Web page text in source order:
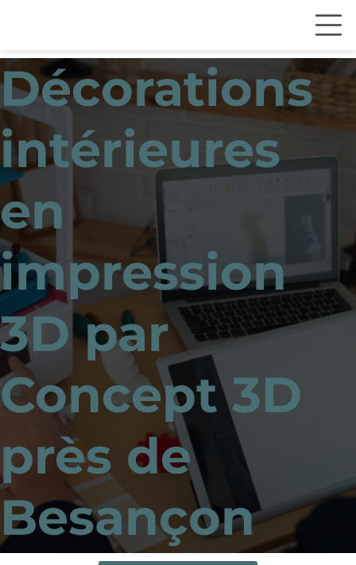
Décorations
intérieures
en
impression
3D par
Concept 3D
près de
Besançon